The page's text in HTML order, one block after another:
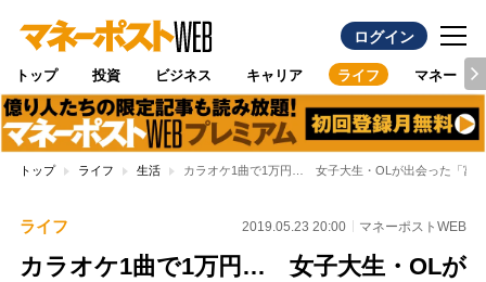
ログイン
トップ 投資 ビジネス キャリア ライフ マネー
トップ ライフ 生活 カラオケ1曲で1万円… 女子大生・OLが出会った「富
ライフ 2019.05.23 20:00 マネーポストWEB
カラオケ1曲で1万円… 女子大生・OLが